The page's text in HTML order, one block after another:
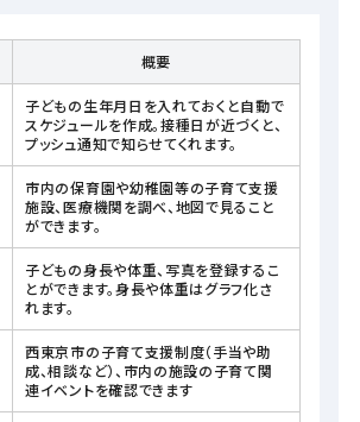
概要
子どもの生年月日を入れておくと自動で
スケジュールを作成。接種日が近づくと、
プッシュ通知で知らせてくれます。
市内の保育園や幼稚園等の子育て支援
施設、医療機関を調べ、地図で見ること
ができます。
子どもの身長や体重、写真を登録するこ
とができます。身長や体重はグラフ化さ
れます。
西東京市の子育て支援制度（手当や助
成、相談など）、市内の施設の子育て関
連イベントを確認できます